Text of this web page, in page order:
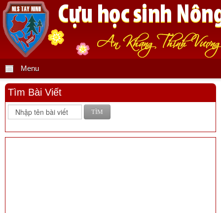
Menu
Tìm Bài Viết
TÌM